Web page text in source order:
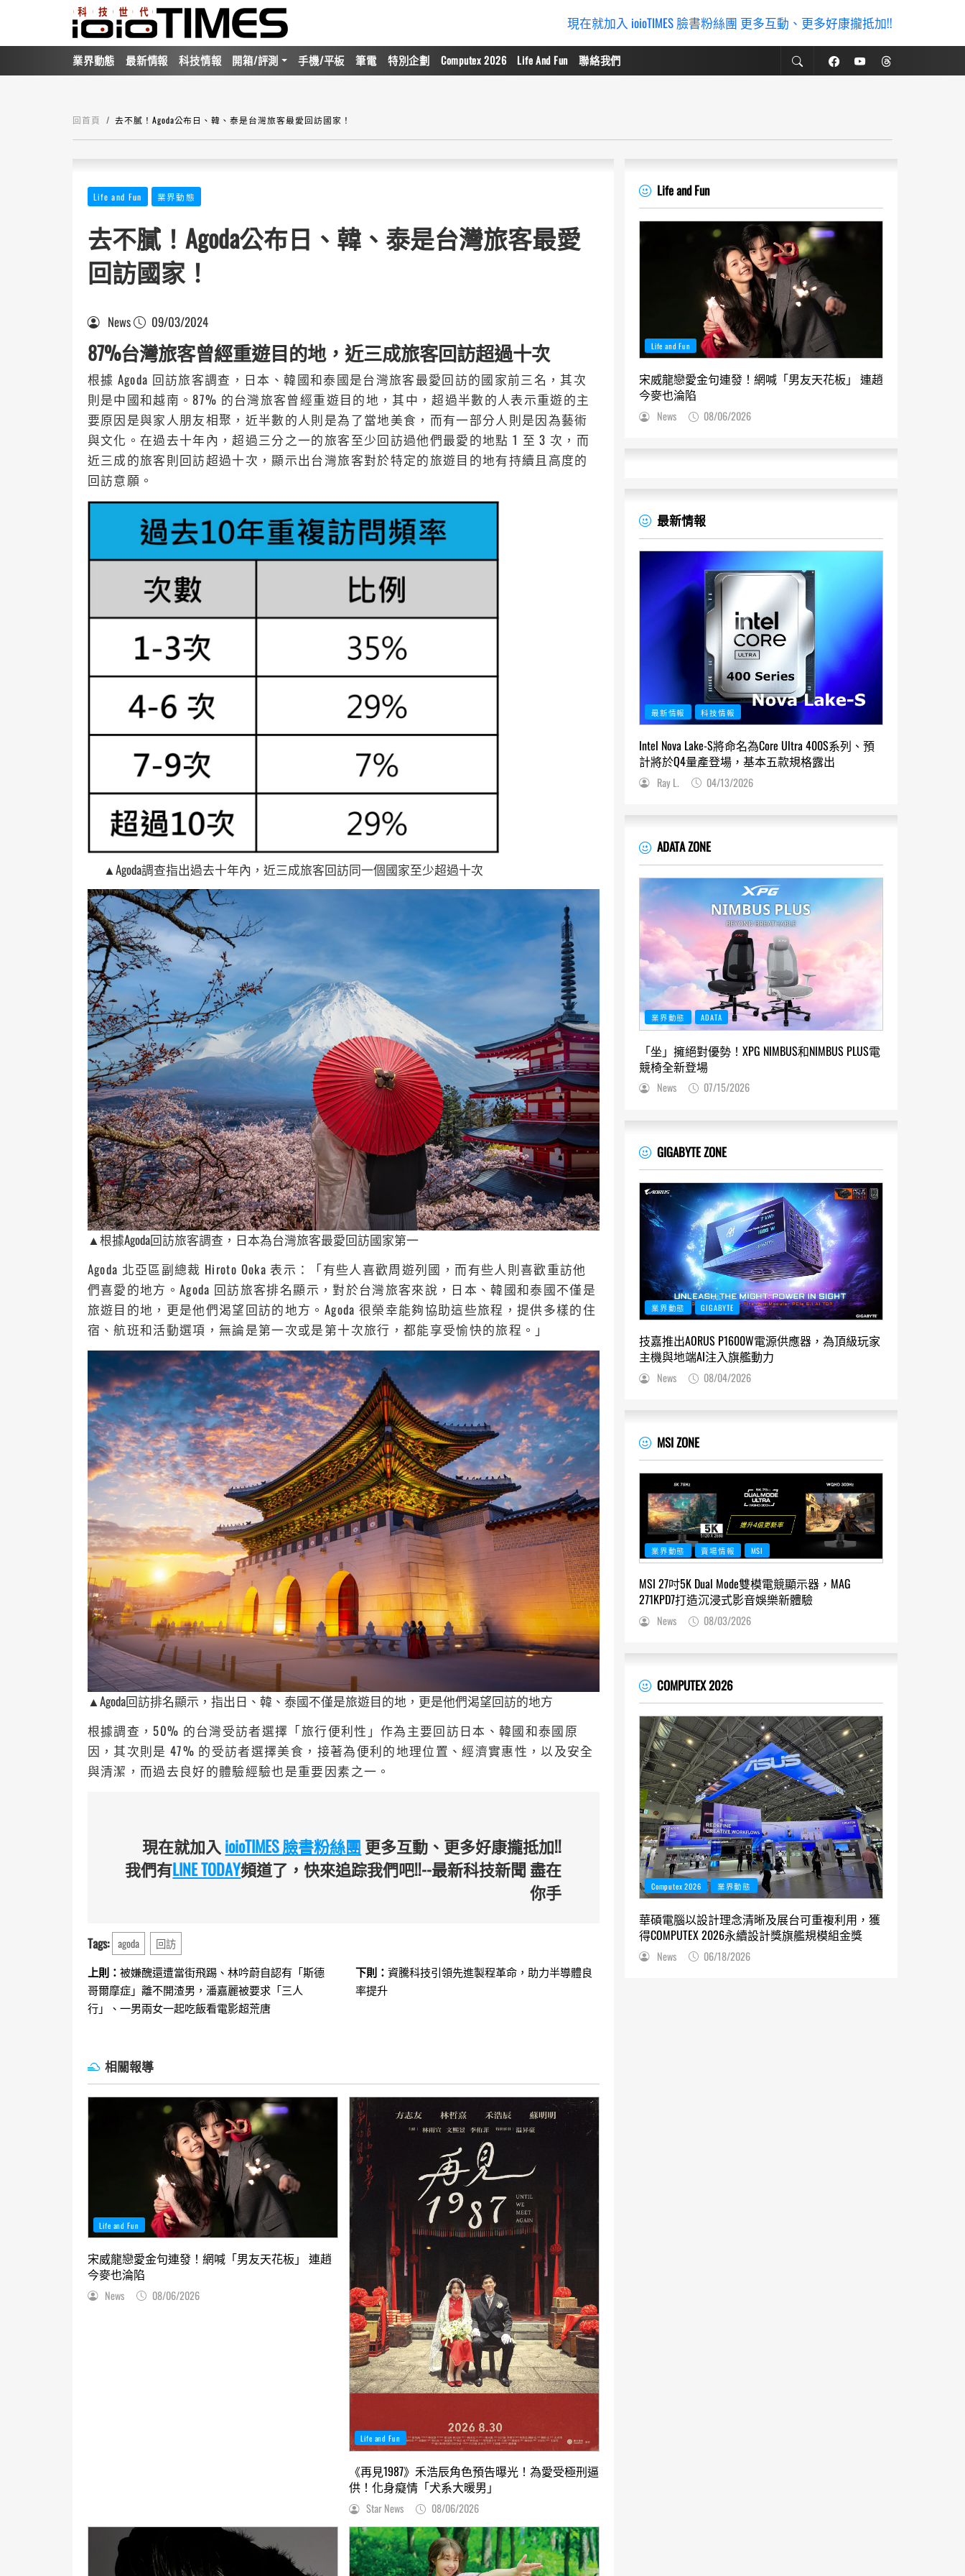
現在就加入 ioioTIMES 臉書粉絲團 更多互動、更多好康攏抵加!!
業界動態 最新情報 科技情報 開箱/評測 手機/平板 筆電 特別企劃 Computex 2026 Life And Fun 聯絡我們
回首頁 去不膩！Agoda公布日、韓、泰是台灣旅客最愛回訪國家！
Life and Fun 業界動態
去不膩！Agoda公布日、韓、泰是台灣旅客最愛
回訪國家！
News 09/03/2024
87%台灣旅客曾經重遊目的地，近三成旅客回訪超過十次
根據 Agoda 回訪旅客調查，日本、韓國和泰國是台灣旅客最愛回訪的國家前三名，其次
則是中國和越南。87% 的台灣旅客曾經重遊目的地，其中，超過半數的人表示重遊的主
要原因是與家人朋友相聚，近半數的人則是為了當地美食，而有一部分人則是因為藝術
與文化。在過去十年內，超過三分之一的旅客至少回訪過他們最愛的地點 1 至 3 次，而
近三成的旅客則回訪超過十次，顯示出台灣旅客對於特定的旅遊目的地有持續且高度的
回訪意願。
▲Agoda調查指出過去十年內，近三成旅客回訪同一個國家至少超過十次
▲根據Agoda回訪旅客調查，日本為台灣旅客最愛回訪國家第一
Agoda 北亞區副總裁 Hiroto Ooka 表示：「有些人喜歡周遊列國，而有些人則喜歡重訪他
們喜愛的地方。Agoda 回訪旅客排名顯示，對於台灣旅客來說，日本、韓國和泰國不僅是
旅遊目的地，更是他們渴望回訪的地方。Agoda 很榮幸能夠協助這些旅程，提供多樣的住
宿、航班和活動選項，無論是第一次或是第十次旅行，都能享受愉快的旅程。」
▲Agoda回訪排名顯示，指出日、韓、泰國不僅是旅遊目的地，更是他們渴望回訪的地方
根據調查，50% 的台灣受訪者選擇「旅行便利性」作為主要回訪日本、韓國和泰國原
因，其次則是 47% 的受訪者選擇美食，接著為便利的地理位置、經濟實惠性，以及安全
與清潔，而過去良好的體驗經驗也是重要因素之一。
現在就加入 ioioTIMES 臉書粉絲團 更多互動、更多好康攏抵加!!
我們有LINE TODAY頻道了，快來追踪我們吧!!--最新科技新聞 盡在
你手
Tags: agoda 回訪
Continue
Reading
上則： 被嫌醜還遭當街飛踢、林吟蔚自認有「斯德
哥爾摩症」離不開渣男，潘嘉麗被要求「三人
行」、一男兩女一起吃飯看電影超荒唐
下則： 資騰科技引領先進製程革命，助力半導體良
率提升
相關報導
Life and Fun
宋威龍戀愛金句連發！網喊「男友天花板」 連趙
今麥也淪陷
News 08/06/2026
Life and Fun
《再見1987》禾浩辰角色預告曝光！為愛受極刑逼
供！化身癡情「犬系大暖男」
Star News 08/06/2026
Life and Fun
Life and Fun
宋威龍戀愛金句連發！網喊「男友天花板」 連趙
今麥也淪陷
News 08/06/2026
最新情報
最新情報 科技情報
Intel Nova Lake-S將命名為Core Ultra 400S系列、預
計將於Q4量產登場，基本五款規格露出
Ray L. 04/13/2026
ADATA ZONE
業界動態 ADATA
「坐」擁絕對優勢！XPG NIMBUS和NIMBUS PLUS電
競椅全新登場
News 07/15/2026
GIGABYTE ZONE
業界動態 GIGABYTE
技嘉推出AORUS P1600W電源供應器，為頂級玩家
主機與地端AI注入旗艦動力
News 08/04/2026
MSI ZONE
業界動態 賣場情報 MSI
MSI 27吋5K Dual Mode雙模電競顯示器，MAG
271KPD7打造沉浸式影音娛樂新體驗
News 08/03/2026
COMPUTEX 2026
Computex 2026 業界動態
華碩電腦以設計理念清晰及展台可重複利用，獲
得COMPUTEX 2026永續設計獎旗艦規模組金獎
News 06/18/2026